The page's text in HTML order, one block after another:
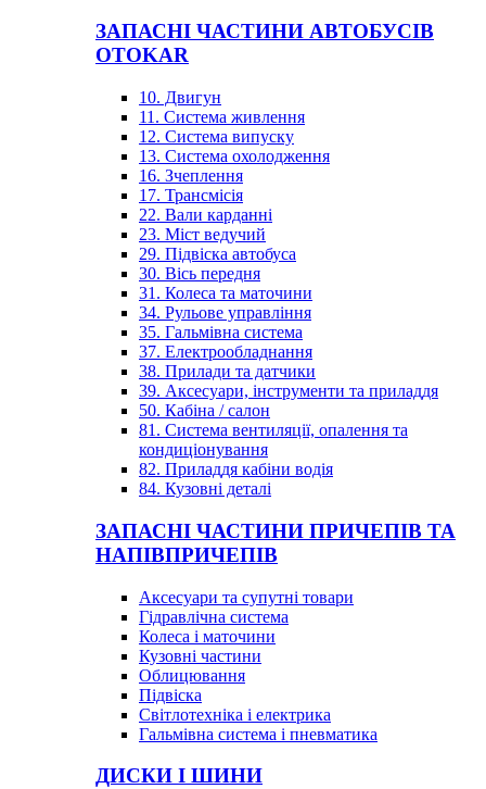
ЗАПАСНІ ЧАСТИНИ АВТОБУСІВ
OTOKAR
10. Двигун
11. Система живлення
12. Система випуску
13. Система охолодження
16. Зчеплення
17. Трансмісія
22. Вали карданні
23. Міст ведучий
29. Підвіска автобуса
30. Вісь передня
31. Колеса та маточини
34. Рульове управління
35. Гальмівна система
37. Електрообладнання
38. Прилади та датчики
39. Аксесуари, інструменти та приладдя
50. Кабіна / салон
81. Система вентиляції, опалення та
кондиціонування
82. Приладдя кабіни водія
84. Кузовні деталі
ЗАПАСНІ ЧАСТИНИ ПРИЧЕПІВ ТА
НАПІВПРИЧЕПІВ
Аксесуари та супутні товари
Гідравлічна система
Колеса і маточини
Кузовні частини
Облицювання
Підвіска
Світлотехніка і електрика
Гальмівна система і пневматика
ДИСКИ І ШИНИ